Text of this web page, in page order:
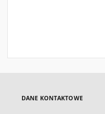
DANE KONTAKTOWE